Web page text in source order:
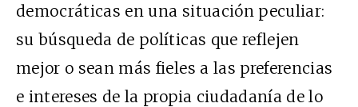
democráticas en una situación peculiar:
su búsqueda de políticas que reflejen
mejor o sean más fieles a las preferencias
e intereses de la propia ciudadanía de lo